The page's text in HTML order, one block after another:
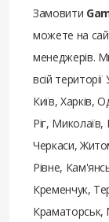
Замовити
можете на
менеджерів.
всій
Київ, Харків,
Ріг, Миколаїв,
Черкаси,
Рівне,
Кременчук,
Краматорськ,